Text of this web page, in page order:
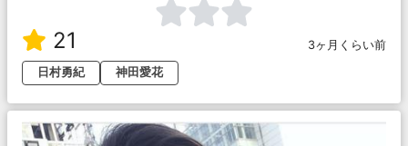
21
3ヶ月くらい前
日村勇紀
神田愛花